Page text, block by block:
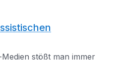
stößt man immer